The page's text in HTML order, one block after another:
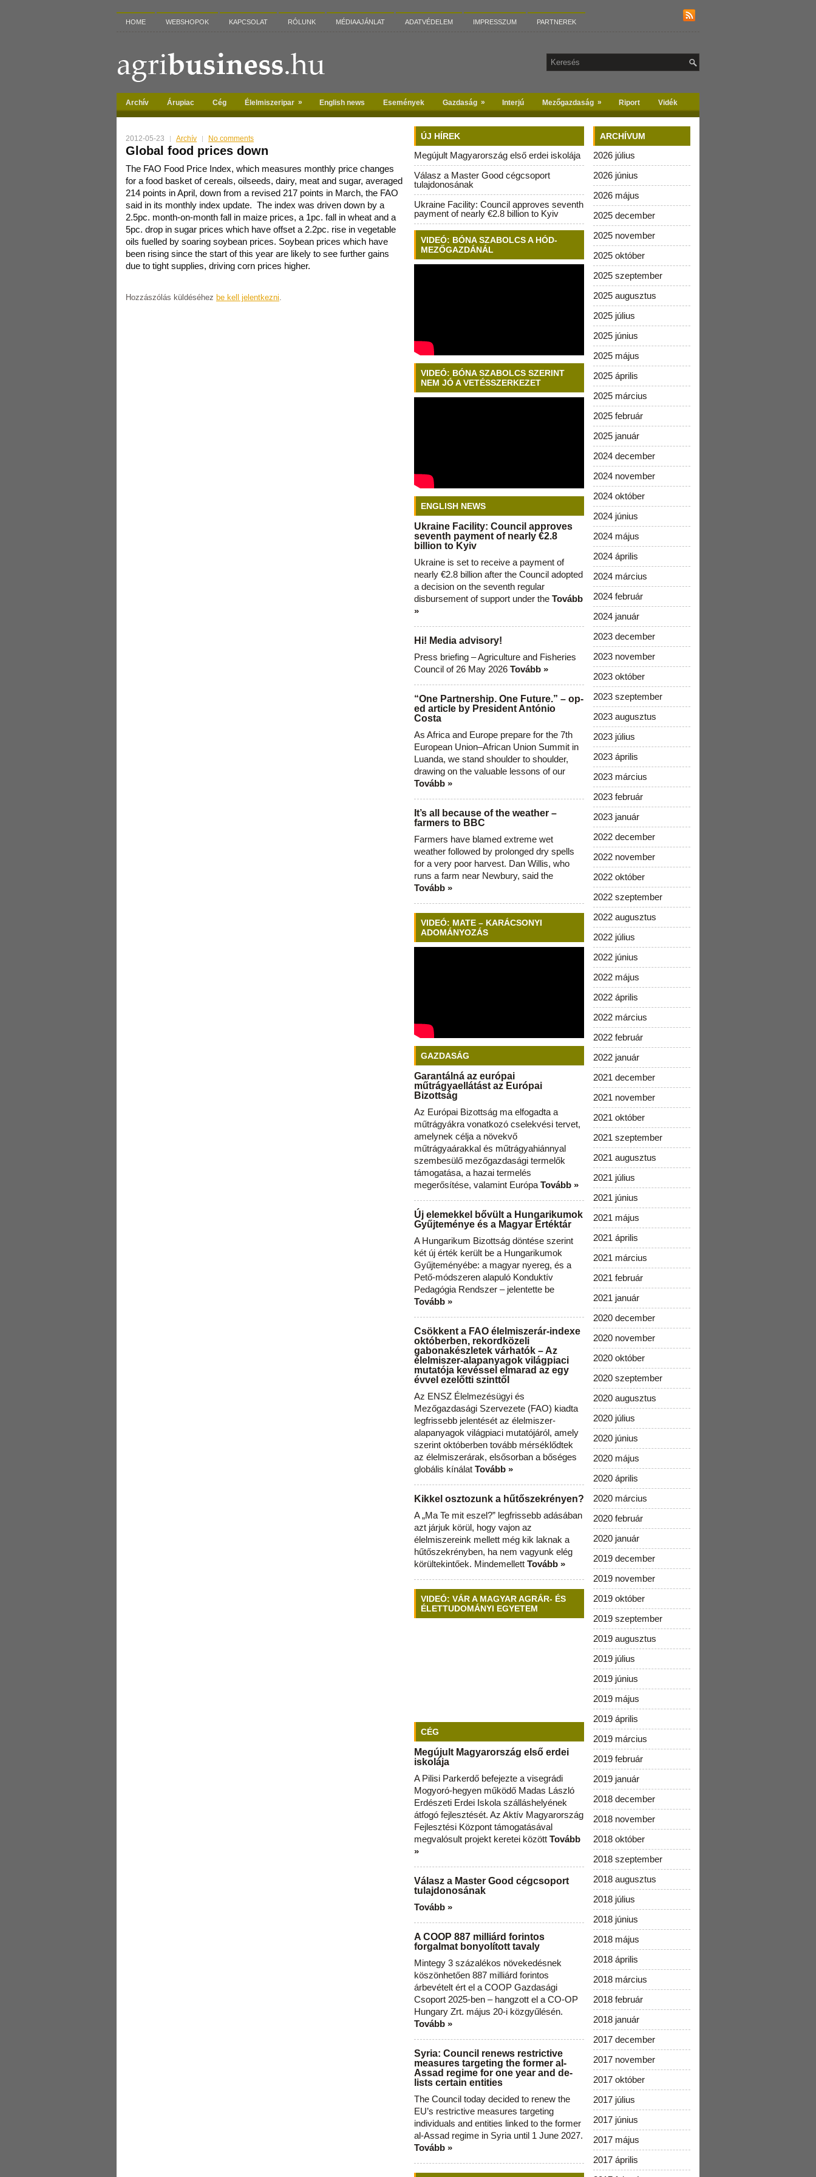
HOME WEBSHOPOK KAPCSOLAT RÓLUNK MÉDIAAJÁNLAT ADATVÉDELEM IMPRESSZUM PARTNEREK
Archív Árupiac Cég Élelmiszeripar » English news Események Gazdaság » Interjú Mezőgazdaság » Riport Vidék
2012-05-23 Archív No comments
Global food prices down
The FAO Food Price Index, which measures monthly price changes
for a food basket of cereals, oilseeds, dairy, meat and sugar, averaged
214 points in April, down from a revised 217 points in March, the FAO
said in its monthly index update. The index was driven down by a
2.5pc. month-on-month fall in maize prices, a 1pc. fall in wheat and a
5pc. drop in sugar prices which have offset a 2.2pc. rise in vegetable
oils fuelled by soaring soybean prices. Soybean prices which have
been rising since the start of this year are likely to see further gains
due to tight supplies, driving corn prices higher.
Hozzászólás küldéséhez be kell jelentkezni.
ÚJ HÍREK
Megújult Magyarország első erdei iskolája
Válasz a Master Good cégcsoport
tulajdonosának
Ukraine Facility: Council approves seventh
payment of nearly €2.8 billion to Kyiv
VIDEÓ: BÓNA SZABOLCS A HÓD-
MEZŐGAZDÁNÁL
VIDEÓ: BÓNA SZABOLCS SZERINT
NEM JÓ A VETÉSSZERKEZET
ENGLISH NEWS
Ukraine Facility: Council approves
seventh payment of nearly €2.8
billion to Kyiv
Ukraine is set to receive a payment of
nearly €2.8 billion after the Council adopted
a decision on the seventh regular
disbursement of support under the Tovább
»
Hi! Media advisory!
Press briefing – Agriculture and Fisheries
Council of 26 May 2026 Tovább »
“One Partnership. One Future.” – op-
ed article by President António
Costa
As Africa and Europe prepare for the 7th
European Union–African Union Summit in
Luanda, we stand shoulder to shoulder,
drawing on the valuable lessons of our
Tovább »
It’s all because of the weather –
farmers to BBC
Farmers have blamed extreme wet
weather followed by prolonged dry spells
for a very poor harvest. Dan Willis, who
runs a farm near Newbury, said the
Tovább »
VIDEÓ: MATE – KARÁCSONYI
ADOMÁNYOZÁS
GAZDASÁG
Garantálná az európai
műtrágyaellátást az Európai
Bizottság
Az Európai Bizottság ma elfogadta a
műtrágyákra vonatkozó cselekvési tervet,
amelynek célja a növekvő
műtrágyaárakkal és műtrágyahiánnyal
szembesülő mezőgazdasági termelők
támogatása, a hazai termelés
megerősítése, valamint Európa Tovább »
Új elemekkel bővült a Hungarikumok
Gyűjteménye és a Magyar Értéktár
A Hungarikum Bizottság döntése szerint
két új érték került be a Hungarikumok
Gyűjteményébe: a magyar nyereg, és a
Pető-módszeren alapuló Konduktív
Pedagógia Rendszer – jelentette be
Tovább »
Csökkent a FAO élelmiszerár-indexe
októberben, rekordközeli
gabonakészletek várhatók – Az
élelmiszer-alapanyagok világpiaci
mutatója kevéssel elmarad az egy
évvel ezelőtti szinttől
Az ENSZ Élelmezésügyi és
Mezőgazdasági Szervezete (FAO) kiadta
legfrissebb jelentését az élelmiszer-
alapanyagok világpiaci mutatójáról, amely
szerint októberben tovább mérséklődtek
az élelmiszerárak, elsősorban a bőséges
globális kínálat Tovább »
Kikkel osztozunk a hűtőszekrényen?
A „Ma Te mit eszel?” legfrissebb adásában
azt járjuk körül, hogy vajon az
élelmiszereink mellett még kik laknak a
hűtőszekrényben, ha nem vagyunk elég
körültekintőek. Mindemellett Tovább »
VIDEÓ: VÁR A MAGYAR AGRÁR- ÉS
ÉLETTUDOMÁNYI EGYETEM
CÉG
Megújult Magyarország első erdei
iskolája
A Pilisi Parkerdő befejezte a visegrádi
Mogyoró-hegyen működő Madas László
Erdészeti Erdei Iskola szálláshelyének
átfogó fejlesztését. Az Aktív Magyarország
Fejlesztési Központ támogatásával
megvalósult projekt keretei között Tovább
»
Válasz a Master Good cégcsoport
tulajdonosának
Tovább »
A COOP 887 milliárd forintos
forgalmat bonyolított tavaly
Mintegy 3 százalékos növekedésnek
köszönhetően 887 milliárd forintos
árbevételt ért el a COOP Gazdasági
Csoport 2025-ben – hangzott el a CO-OP
Hungary Zrt. május 20-i közgyűlésén.
Tovább »
Syria: Council renews restrictive
measures targeting the former al-
Assad regime for one year and de-
lists certain entities
The Council today decided to renew the
EU’s restrictive measures targeting
individuals and entities linked to the former
al-Assad regime in Syria until 1 June 2027.
Tovább »
ARCHÍVUM
2026 július
2026 június
2026 május
2025 december
2025 november
2025 október
2025 szeptember
2025 augusztus
2025 július
2025 június
2025 május
2025 április
2025 március
2025 február
2025 január
2024 december
2024 november
2024 október
2024 június
2024 május
2024 április
2024 március
2024 február
2024 január
2023 december
2023 november
2023 október
2023 szeptember
2023 augusztus
2023 július
2023 április
2023 március
2023 február
2023 január
2022 december
2022 november
2022 október
2022 szeptember
2022 augusztus
2022 július
2022 június
2022 május
2022 április
2022 március
2022 február
2022 január
2021 december
2021 november
2021 október
2021 szeptember
2021 augusztus
2021 július
2021 június
2021 május
2021 április
2021 március
2021 február
2021 január
2020 december
2020 november
2020 október
2020 szeptember
2020 augusztus
2020 július
2020 június
2020 május
2020 április
2020 március
2020 február
2020 január
2019 december
2019 november
2019 október
2019 szeptember
2019 augusztus
2019 július
2019 június
2019 május
2019 április
2019 március
2019 február
2019 január
2018 december
2018 november
2018 október
2018 szeptember
2018 augusztus
2018 július
2018 június
2018 május
2018 április
2018 március
2018 február
2018 január
2017 december
2017 november
2017 október
2017 július
2017 június
2017 május
2017 április